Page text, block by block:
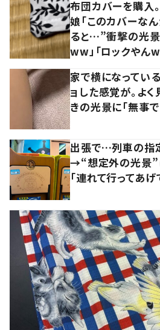
布団カバーを購入
娘「このカバーな
ると…”衝撃の光景
ww」「ロックやん
家で横になってい
ョした感覚が。よく
きの光景に「無事で
出張で…列車の指
→“想定外の光景”に
「連れて行ってあげ